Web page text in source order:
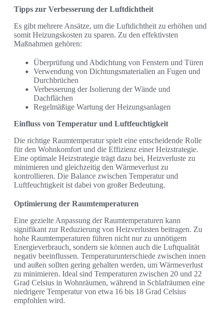
Tipps zur Verbesserung der Luftdichtheit
Es gibt mehrere Ansätze, um die Luftdichtheit zu erhöhen und
somit Heizungskosten zu sparen. Zu den effektivsten
Maßnahmen gehören:
Überprüfung und Abdichtung von Fenstern und Türen
Verwendung von Dichtungsmaterialien an Fugen und
Durchbrüchen
Verbesserung der Isolierung der Wände und
Dachflächen
Regelmäßige Wartung der Heizungsanlagen
Einfluss von Temperatur und Luftfeuchtigkeit
Die richtige Raumtemperatur spielt eine entscheidende Rolle
für den Wohnkomfort und die Effizienz einer Heizstrategie.
Eine optimale Heizstrategie trägt dazu bei, Heizverluste zu
minimieren und gleichzeitig den Wärmeverlust zu
kontrollieren. Die Balance zwischen Temperatur und
Luftfeuchtigkeit ist dabei von großer Bedeutung.
Optimierung der Raumtemperaturen
Eine gezielte Anpassung der Raumtemperaturen kann
signifikant zur Reduzierung von Heizverlusten beitragen. Zu
hohe Raumtemperaturen führen nicht nur zu unnötigem
Energieverbrauch, sondern sie können auch die Luftqualität
negativ beeinflussen. Temperaturunterschiede zwischen innen
und außen sollten gering gehalten werden, um Wärmeverlust
zu minimieren. Ideal sind Temperaturen zwischen 20 und 22
Grad Celsius in Wohnräumen, während in Schlafräumen eine
niedrigere Temperatur von etwa 16 bis 18 Grad Celsius
empfohlen wird.